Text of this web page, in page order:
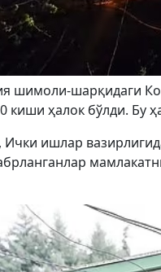
шарқидаги
киши ҳалок бўлди. Бу
ишлар